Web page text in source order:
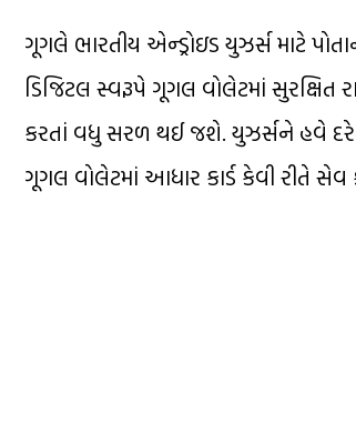
ગૂગલે ભારતીય એન્ડ્રોઇડ યુઝર્સ માટે
ડિજિટલ સ્વરૂપે ગૂગલ વોલેટમાં
કરતાં વધુ સરળ થઈ જશે. યુઝર્સને હવે
ગૂગલ વોલેટમાં આધાર કાર્ડ કેવી રીતે સેવ